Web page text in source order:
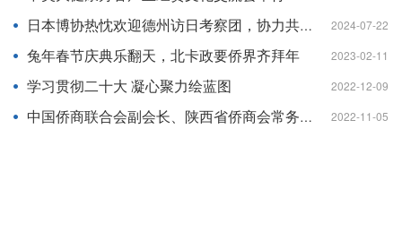
日本博协热忱欢迎德州访日考察团，协力共绘科技交流人才合作新篇章 2024-07-22
兔年春节庆典乐翻天，北卡政要侨界齐拜年 2023-02-11
学习贯彻二十大 凝心聚力绘蓝图 2022-12-09
中国侨商联合会副会长、陕西省侨商会常务副会长、陕西省侨联名誉主席雷宁在“学习贯彻党的二十大精神侨商座谈会”上的发言 2022-11-05